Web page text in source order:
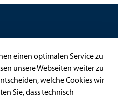
einen optimalen Service zu
unsere Webseiten weiter zu
welche Cookies wir
Sie, dass technisch